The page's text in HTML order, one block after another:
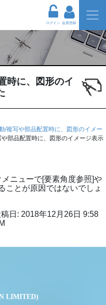
ログイン 会員登録
時に、図形のイ
/複写や部品配置時に、図形のイメー
や部品配置時に、図形のイメージ表示
ニューで[要素角度参照]や
ことが原因ではないでしょ
日: 2018年12月26日 9:58
LIMITED)